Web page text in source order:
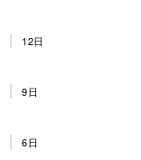
12日
9日
6日